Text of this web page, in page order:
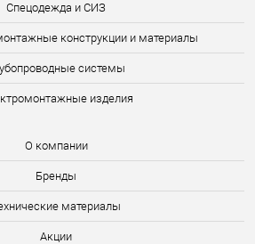
Спецодежда и СИЗ
конструкции и материалы
системы
изделия
О компании
Бренды
материалы
Акции